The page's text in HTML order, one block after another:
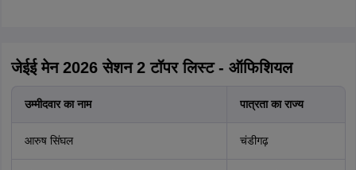
जेईई मेन 2026 सेशन 2 टॉपर लिस्ट - ऑफिशियल
उम्मीदवार का नाम पात्रता का राज्य
आरुष सिंघल चंडीगढ़